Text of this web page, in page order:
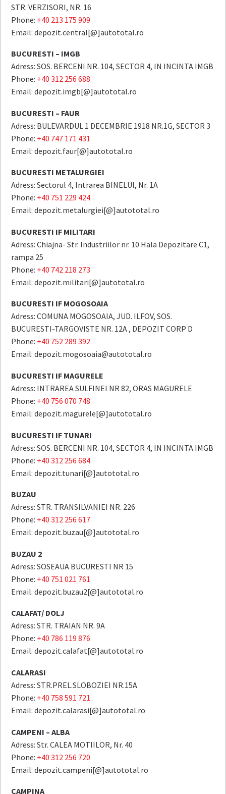
STR. VERZISORI, NR. 16
Phone: +40 213 175 909
Email: depozit.central[@]autototal.ro
BUCURESTI – IMGB
Adress: SOS. BERCENI NR. 104, SECTOR 4, IN INCINTA IMGB
Phone: +40 312 256 688
Email: depozit.imgb[@]autototal.ro
BUCURESTI – FAUR
Adress: BULEVARDUL 1 DECEMBRIE 1918 NR.1G, SECTOR 3
Phone: +40 747 171 431
Email: depozit.faur[@]autototal.ro
BUCURESTI METALURGIEI
Adress: Sectorul 4, Intrarea BINELUI, Nr. 1A
Phone: +40 751 229 424
Email: depozit.metalurgiei[@]autototal.ro
BUCURESTI IF MILITARI
Adress: Chiajna- Str. Industriilor nr. 10 Hala Depozitare C1,
rampa 25
Phone: +40 742 218 273
Email: depozit.militari[@]autototal.ro
BUCURESTI IF MOGOSOAIA
Adress: COMUNA MOGOSOAIA, JUD. ILFOV, SOS.
BUCURESTI-TARGOVISTE NR. 12A , DEPOZIT CORP D
Phone: +40 752 289 392
Email: depozit.mogosoaia@autototal.ro
BUCURESTI IF MAGURELE
Adress: INTRAREA SULFINEI NR 82, ORAS MAGURELE
Phone: +40 756 070 748
Email: depozit.magurele[@]autototal.ro
BUCURESTI IF TUNARI
Adress: SOS. BERCENI NR. 104, SECTOR 4, IN INCINTA IMGB
Phone: +40 312 256 684
Email: depozit.tunari[@]autototal.ro
BUZAU
Adress: STR. TRANSILVANIEI NR. 226
Phone: +40 312 256 617
Email: depozit.buzau[@]autototal.ro
BUZAU 2
Adress: SOSEAUA BUCURESTI NR 15
Phone: +40 751 021 761
Email: depozit.buzau2[@]autototal.ro
CALAFAT/ DOLJ
Adress: STR. TRAIAN NR. 9A
Phone: +40 786 119 876
Email: depozit.calafat[@]autototal.ro
CALARASI
Adress: STR.PREL.SLOBOZIEI NR.15A
Phone: +40 758 591 721
Email: depozit.calarasi[@]autototal.ro
CAMPENI – ALBA
Adress: Str. CALEA MOTIILOR, Nr. 40
Phone: +40 312 256 720
Email: depozit.campeni[@]autototal.ro
CAMPINA